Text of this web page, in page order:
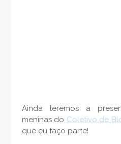
Ainda teremos a
meninas do Coletivo de
que eu faço parte!